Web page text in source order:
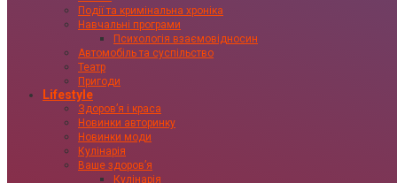
Події та кримінальна хроніка
Навчальні програми
Психологія взаємовідносин
Автомобіль та суспільство
Театр
Пригоди
Lifestyle
Здоровʼя і краса
Новинки авторинку
Новинки моди
Кулінарія
Ваше здоровʼя
Кулінарія